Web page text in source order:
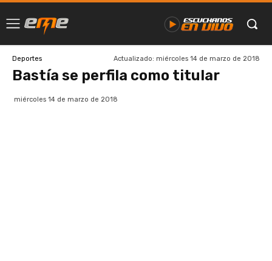
Deportes Actualizado: miércoles 14 de marzo de 2018
Bastía se perfila como titular
miércoles 14 de marzo de 2018